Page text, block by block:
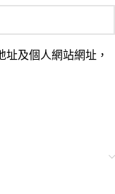
及個人網站網址，